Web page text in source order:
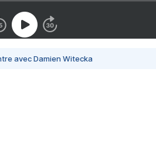
avec Damien Witecka